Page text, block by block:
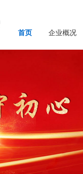
首页 企业概况